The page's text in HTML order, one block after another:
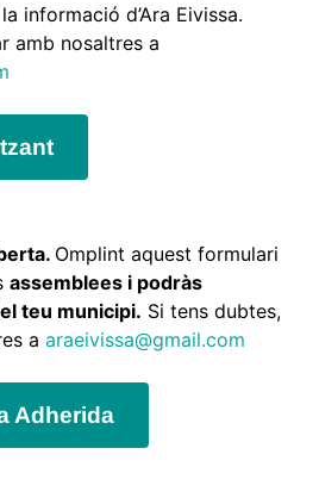
informació d’Ara Eivissa.
amb nosaltres a
Omplint aquest formulari
assemblees i podràs
teu municipi. Si tens dubtes,
a araeivissa@gmail.com
Adherida